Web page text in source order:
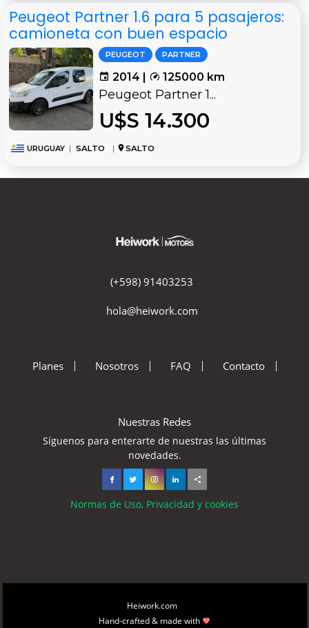
Peugeot Partner 1.6 para 5 pasajeros:
camioneta con buen espacio
PEUGEOT PARTNER
2014 | 125000 km
Peugeot Partner 1...
U$S 14.300
URUGUAY | SALTO | SALTO
(+598) 91403253
hola@heiwork.com
Planes Nosotros FAQ Contacto
Nuestras Redes
Síguenos para enterarte de nuestras las últimas
novedades.
Normas de Uso, Privacidad y cookies
Heiwork.com
Hand-crafted & made with